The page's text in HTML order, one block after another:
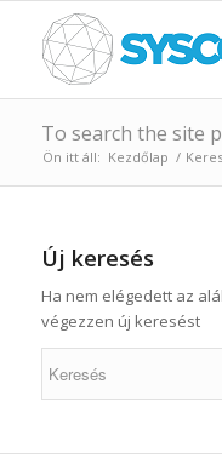
To search the site
Ön itt áll: Kezdőlap /
Új keresés
Ha nem elégedett az
végezzen új keresést